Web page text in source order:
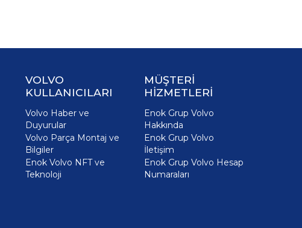
VOLVO
KULLANICILARI
Volvo Haber ve
Duyurular
Volvo Parça Montaj ve
Bilgiler
Enok Volvo NFT ve
Teknoloji
MÜŞTERİ
HİZMETLERİ
Enok Grup Volvo
Hakkında
Enok Grup Volvo
İletişim
Enok Grup Volvo Hesap
Numaraları